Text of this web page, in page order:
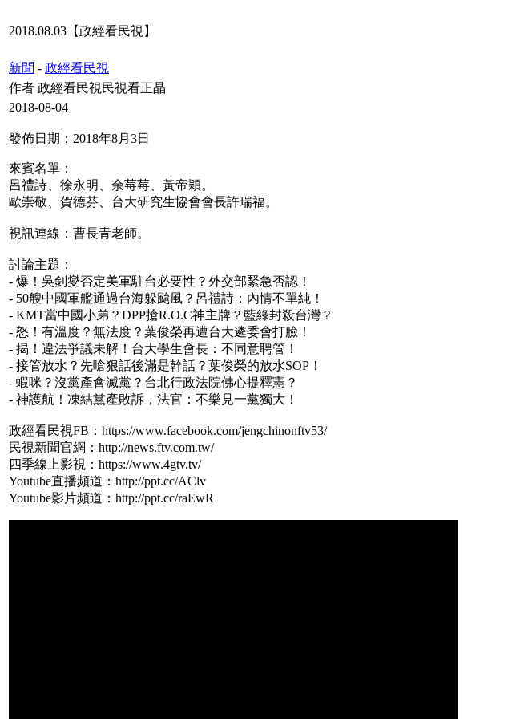
2018.08.03【政經看民視】
新聞 - 政經看民視
作者 政經看民視民視看正晶
2018-08-04
發佈日期：2018年8月3日
來賓名單：
呂禮詩、徐永明、余莓莓、黃帝穎。
歐崇敬、賀德芬、台大研究生協會會長許瑞福。
視訊連線：曹長青老師。
討論主題：
- 爆！吳釗燮否定美軍駐台必要性？外交部緊急否認！
- 50艘中國軍艦通過台海躲颱風？呂禮詩：內情不單純！
- KMT當中國小弟？DPP搶R.O.C神主牌？藍綠封殺台灣？
- 怒！有溫度？無法度？葉俊榮再遭台大遴委會打臉！
- 揭！違法爭議未解！台大學生會長：不同意聘管！
- 接管放水？先嗆狠話後滿是幹話？葉俊榮的放水SOP！
- 蝦咪？沒黨產會滅黨？台北行政法院佛心提釋憲？
- 神護航！凍結黨產敗訴，法官：不樂見一黨獨大！
政經看民視FB：https://www.facebook.com/jengchinonftv53/
民視新聞官網：http://news.ftv.com.tw/
四季線上影視：https://www.4gtv.tv/
Youtube直播頻道：http://ppt.cc/AClv
Youtube影片頻道：http://ppt.cc/raEwR